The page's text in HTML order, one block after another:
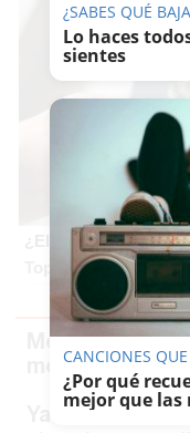
¿El tuyo está en la
Top pasaportes que
Mejor
mentira ✌️
Ya tenemos
¿SABES QUÉ
Lo haces
sientes
CANCIONES
¿Por qué
mejor que las